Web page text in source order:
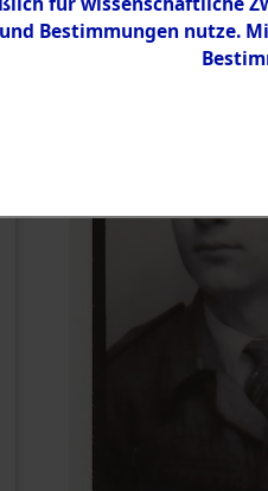
Bestimmungen nutze.